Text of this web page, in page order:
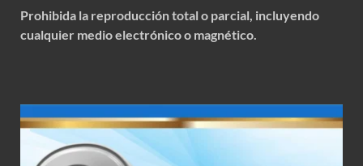
Prohibida la reproducción total o parcial, incluyendo
cualquier medio electrónico o magnético.